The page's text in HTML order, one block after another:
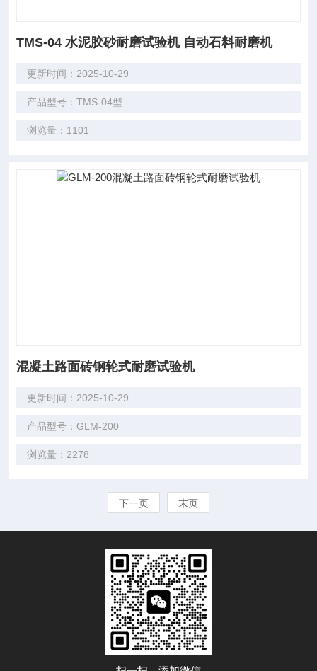
TMS-04 水泥胶砂耐磨试验机 自动石料耐磨机
更新时间：2025-10-29
产品型号：TMS-04型
浏览量：1101
混凝土路面砖钢轮式耐磨试验机
更新时间：2025-10-29
产品型号：GLM-200
浏览量：2278
下一页 末页